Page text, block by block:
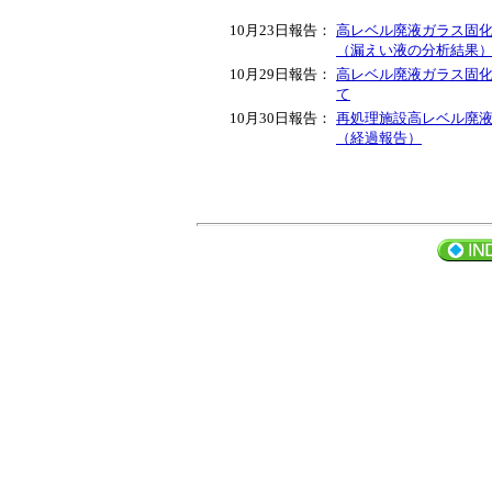
10月23日報告： 高レベル廃液ガラス固
（漏えい液の分析結果）
10月29日報告： 高レベル廃液ガラス固
て
10月30日報告： 再処理施設高レベル廃
（経過報告）